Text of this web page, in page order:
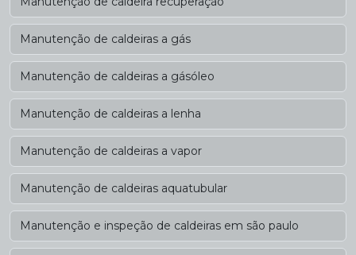
Manutenção de caldeiras a gás
Manutenção de caldeiras a gásóleo
Manutenção de caldeiras a lenha
Manutenção de caldeiras a vapor
Manutenção de caldeiras aquatubular
Manutenção e inspeção de caldeiras em são paulo